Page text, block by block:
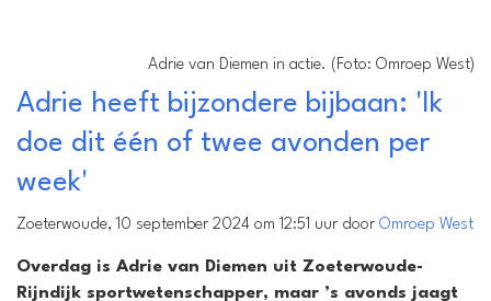
Adrie van Diemen in actie. (Foto: Omroep West)
Adrie heeft bijzondere bijbaan: 'Ik
doe dit één of twee avonden per
week'
Zoeterwoude, 10 september 2024 om 12:51 uur door Omroep West
Overdag is Adrie van Diemen uit Zoeterwoude-
Rijndijk sportwetenschapper, maar ’s avonds jaagt